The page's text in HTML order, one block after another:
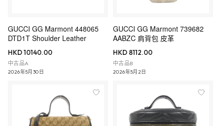
GUCCI GG Marmont 448065
DTD1T Shoulder Leather
HKD 10140.00
中古品A
2026年5月30日
GUCCI GG Marmont 739682
AABZC 肩背包 皮革
HKD 8112.00
中古品B
2026年5月2日